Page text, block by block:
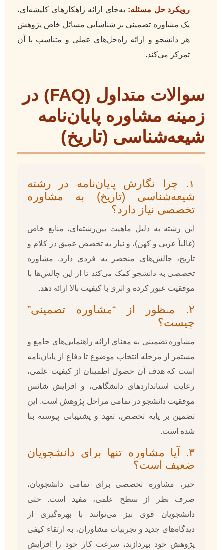
رویکرد حل مسئله: به‌جای ارائه راهکارهای کلیشه‌ای،
یک مشاوره تضمینی بر شناسایی مسائل خاص پژوهش
هر دانشجو و ارائه راه‌حل‌های عملی و متناسب با آن
تمرکز می‌کند.
سوالات متداول (FAQ) در
زمینه مشاوره پایان‌نامه
شیعه‌شناسی (تاریخ)
۱. چرا نگارش پایان‌نامه در رشته
شیعه‌شناسی (تاریخ) به مشاوره
تخصصی نیاز دارد؟
این رشته به دلیل ماهیت بین‌رشته‌ای، منابع خاص
(غالباً عربی و کهن)، و نیاز به تخصص عمیق در کلام و
تاریخ، چالش‌های منحصر به فردی دارد. مشاوره
تخصصی به دانشجو کمک می‌کند تا از این چالش‌ها با
موفقیت عبور کرده و اثری با کیفیت بالا ارائه دهد.
۲. منظور از “مشاوره تضمینی”
چیست؟
مشاوره تضمینی به معنای ارائه راهنمایی‌های جامع و
مستمر از مرحله انتخاب موضوع تا دفاع از پایان‌نامه
است که هدف آن حصول اطمینان از کیفیت علمی،
رعایت استانداردهای دانشگاهی، و افزایش شانس
موفقیت دانشجو در تمامی مراحل پژوهش است. این
تضمین بر پایه تخصص، تعهد و پشتیبانی پیوسته بنا
شده است.
۳. آیا مشاوره تنها برای دانشجویان
ضعیف است؟
خیر، مشاوره تخصصی برای تمامی دانشجویان،
صرف نظر از سطح علمی، مفید است. حتی
دانشجویان قوی نیز می‌توانند با بهره‌گیری از
دیدگاه‌های جدید و تجربیات مشاوران، به ارتقاء کیفی
پژوهش خود بپردازند، سرعت کار خود را افزایش